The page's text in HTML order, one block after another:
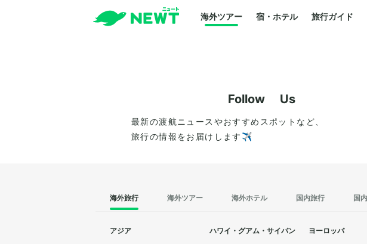
海外ツアー 宿・ホテル 旅行ガイド
Follow Us
最新の渡航ニュースやおすすめスポットなど、
旅行の情報をお届けします✈️
海外旅行 海外ツアー 海外ホテル 国内旅行 国
アジア ハワイ・グアム・サイパン ヨーロッパ